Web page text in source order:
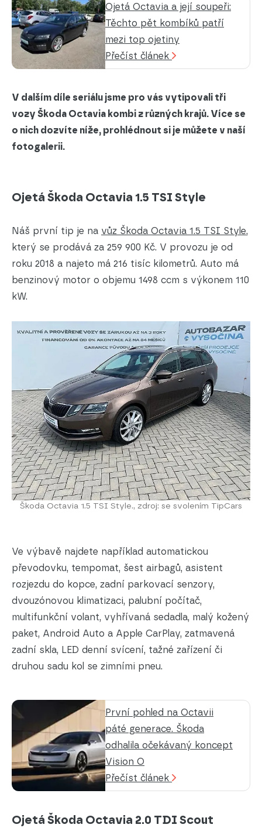
Ojetá Octavia a její soupeři:
Těchto pět kombíků patří
mezi top ojetiny
Přečíst článek
V dalším díle seriálu jsme pro vás vytipovali tři
vozy Škoda Octavia kombi z různých krajů. Více se
o nich dozvíte níže, prohlédnout si je můžete v naší
fotogalerii.
Ojetá Škoda Octavia 1.5 TSI Style
Náš první tip je na vůz Škoda Octavia 1.5 TSI Style,
který se prodává za 259 900 Kč. V provozu je od
roku 2018 a najeto má 216 tisíc kilometrů. Auto má
benzinový motor o objemu 1498 ccm s výkonem 110
kW.
Škoda Octavia 1.5 TSI Style., zdroj: se svolením TipCars
Ve výbavě najdete například automatickou
převodovku, tempomat, šest airbagů, asistent
rozjezdu do kopce, zadní parkovací senzory,
dvouzónovou klimatizaci, palubní počítač,
multifunkční volant, vyhřívaná sedadla, malý kožený
paket, Android Auto a Apple CarPlay, zatmavená
zadní skla, LED denní svícení, tažné zařízení či
druhou sadu kol se zimními pneu.
První pohled na Octavii
páté generace. Škoda
odhalila očekávaný koncept
Vision O
Přečíst článek
Ojetá Škoda Octavia 2.0 TDI Scout